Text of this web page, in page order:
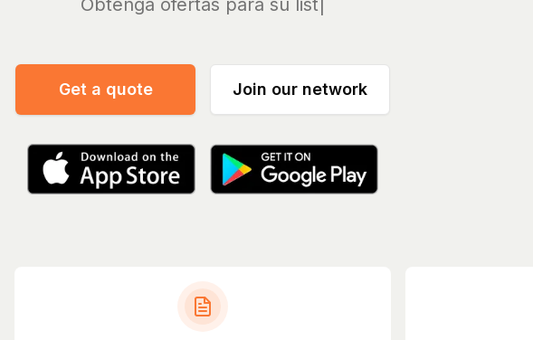
Obtenga o
Get a quote Join our network